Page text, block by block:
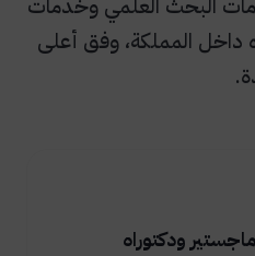
داخل المملكة، وفق أعلى
ودكتوراه